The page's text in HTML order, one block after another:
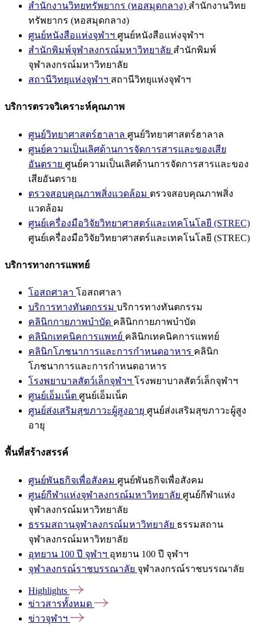
สำนักงานวิทยทรัพยากร (หอสมุดกลาง) สำนักงานวิทย
ทรัพยากร (หอสมุดกลาง)
ศูนย์หนังสือแห่งจุฬาฯ ศูนย์หนังสือแห่งจุฬาฯ
สำนักพิมพ์จุฬาลงกรณ์มหาวิทยาลัย สำนักพิมพ์
จุฬาลงกรณ์มหาวิทยาลัย
สถานีวิทยุแห่งจุฬาฯ สถานีวิทยุแห่งจุฬาฯ
บริการตรวจวิเคราะห์คุณภาพ
ศูนย์วิทยาศาสตร์ฮาลาล ศูนย์วิทยาศาสตร์ฮาลาล
ศูนย์ความเป็นเลิศด้านการจัดการสารและของเสีย
อันตราย ศูนย์ความเป็นเลิศด้านการจัดการสารและของ
เสียอันตราย
ตรวจสอบคุณภาพสิ่งแวดล้อม ตรวจสอบคุณภาพสิ่ง
แวดล้อม
ศูนย์เครื่องมือวิจัยวิทยาศาสตร์และเทคโนโลยี (STREC)
ศูนย์เครื่องมือวิจัยวิทยาศาสตร์และเทคโนโลยี (STREC)
บริการทางการแพทย์
โอสถศาลา โอสถศาลา
บริการทางทันตกรรม บริการทางทันตกรรม
คลินิกกายภาพบำบัด คลินิกกายภาพบำบัด
คลินิกเทคนิคการแพทย์ คลินิกเทคนิคการแพทย์
คลินิกโภชนาการและการกำหนดอาหาร คลินิก
โภชนาการและการกำหนดอาหาร
โรงพยาบาลสัตว์เล็กจุฬาฯ โรงพยาบาลสัตว์เล็กจุฬาฯ
ศูนย์เอ็มเน็ต ศูนย์เอ็มเน็ต
ศูนย์ส่งเสริมสุขภาวะผู้สูงอายุ ศูนย์ส่งเสริมสุขภาวะผู้สูง
อายุ
พื้นที่สร้างสรรค์
ศูนย์พันธกิจเพื่อสังคม ศูนย์พันธกิจเพื่อสังคม
ศูนย์กีฬาแห่งจุฬาลงกรณ์มหาวิทยาลัย ศูนย์กีฬาแห่ง
จุฬาลงกรณ์มหาวิทยาลัย
ธรรมสถานจุฬาลงกรณ์มหาวิทยาลัย ธรรมสถาน
จุฬาลงกรณ์มหาวิทยาลัย
อุทยาน 100 ปี จุฬาฯ อุทยาน 100 ปี จุฬาฯ
จุฬาลงกรณ์ราชบรรณาลัย จุฬาลงกรณ์ราชบรรณาลัย
Highlights
ข่าวสารทั้งหมด
ข่าวจุฬาฯ